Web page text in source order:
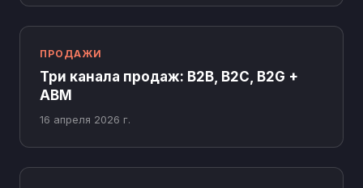
ПРОДАЖИ
Три канала продаж: B2B, B2C, B2G +
ABM
16 апреля 2026 г.